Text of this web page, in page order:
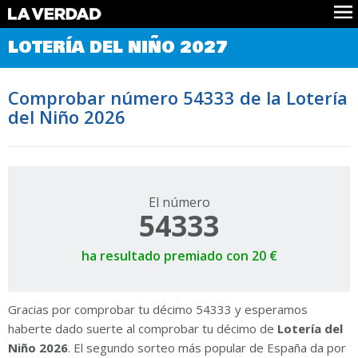
Comprobar Loteria del Niño
Premios
Noticias
Datos
Historia
LOTERÍA DEL NIÑO 2027
Comprobar número 54333 de la Lotería
del Niño 2026
El número
54333
ha resultado premiado con 20 €
Gracias por comprobar tu décimo 54333 y esperamos
haberte dado suerte al comprobar tu décimo de Lotería del
Niño 2026. El segundo sorteo más popular de España da por